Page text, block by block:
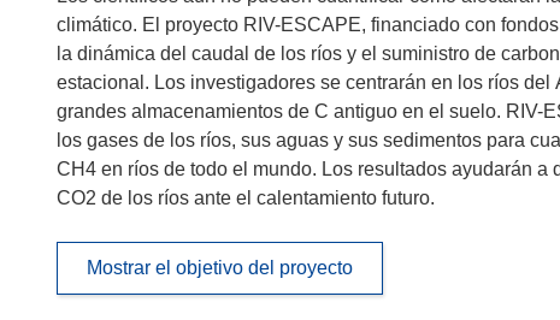
climático. El proyecto RIV-ESCAPE, financiado con
la dinámica del caudal de los ríos y el suministro de
estacional. Los investigadores se centrarán en los ríos
grandes almacenamientos de C antiguo en el suelo. RIV-
los gases de los ríos, sus aguas y sus sedimentos para
CH4 en ríos de todo el mundo. Los resultados ayudarán
CO2 de los ríos ante el calentamiento futuro.
Mostrar el objetivo del proyecto